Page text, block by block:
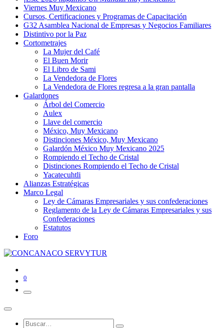
Viernes Muy Mexicano
Cursos, Certificaciones y Programas de Capacitación
G32 Asamblea Nacional de Empresas y Negocios Familiares
Distintivo por la Paz
Cortometrajes
La Mujer del Café
El Buen Morir
El Libro de Sami
La Vendedora de Flores
La Vendedora de Flores regresa a la gran pantalla
Galardones
Árbol del Comercio
Aulex
Llave del comercio
México, Muy Mexicano
Distinciones México, Muy Mexicano
Galardón México Muy Mexicano 2025
Rompiendo el Techo de Cristal
Distinciones Rompiendo el Techo de Cristal
Yacatecuhtli
Alianzas Estratégicas
Marco Legal
Ley de Cámaras Empresariales y sus confederaciones
Reglamento de la Ley de Cámaras Empresariales y sus
Confederaciones
Estatutos
Foro
0